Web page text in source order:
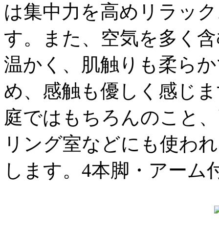
は集中力を高めリラッ
す。また、空気を多く
温かく、肌触りも柔ら
め、感触も優しく感じ
庭ではもちろんのこと
リング室などにも使わ
します。4本脚・アーム